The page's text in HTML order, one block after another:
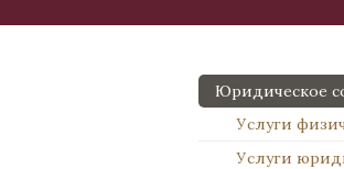
Юридическое
Услуги
Услуги